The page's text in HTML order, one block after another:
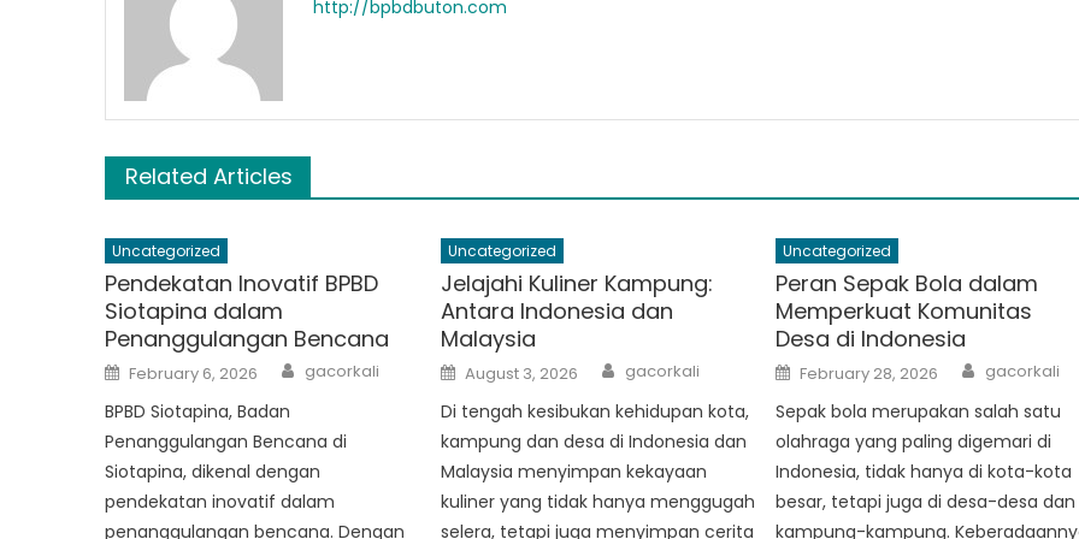
http://bpbdbuton.com
Related Articles
Uncategorized
Pendekatan Inovatif BPBD
Siotapina dalam
Penanggulangan Bencana
Posted
on
February 6, 2026 Author
gacorkali
BPBD Siotapina, Badan
Penanggulangan Bencana di
Siotapina, dikenal dengan
pendekatan inovatif dalam
penanggulangan bencana. Dengan
Uncategorized
Jelajahi Kuliner Kampung:
Antara Indonesia dan
Malaysia
Posted
on
August 3, 2026 Author
gacorkali
Di tengah kesibukan kehidupan kota,
kampung dan desa di Indonesia dan
Malaysia menyimpan kekayaan
kuliner yang tidak hanya menggugah
selera, tetapi juga menyimpan cerita
Uncategorized
Peran Sepak Bola dalam
Memperkuat Komunitas
Desa di Indonesia
Posted
on
February 28, 2026 Author
gacorkali
Sepak bola merupakan salah satu
olahraga yang paling digemari di
Indonesia, tidak hanya di kota-kota
besar, tetapi juga di desa-desa dan
kampung-kampung.